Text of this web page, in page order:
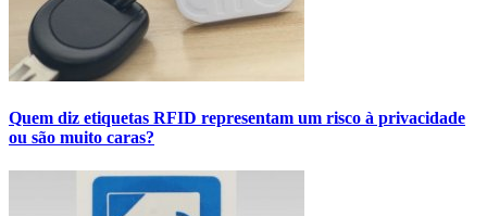
Quem diz etiquetas RFID representam um risco à privacidade
ou são muito caras?